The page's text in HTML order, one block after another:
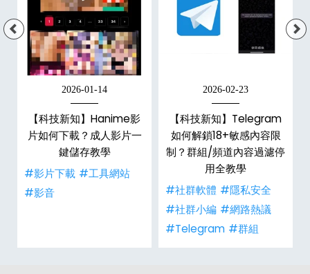
2026-01-14
【科技新知】Hanime影
片如何下載？成人影片一
鍵儲存教學
#影片下載 #工具網站
#影音
2026-02-23
【科技新知】Telegram
如何解鎖18+敏感內容限
制？群組/頻道內容過濾停
用全教學
#社群軟體 #隱私安全
#社群小編 #網路熱議
#Telegram #群組